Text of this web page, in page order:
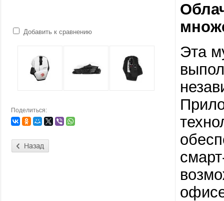
Добавить к сравнению
Поделиться:
Эта